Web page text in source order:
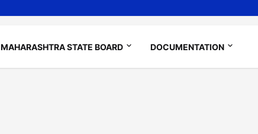
MAHARASHTRA STATE BOARD DOCUMENTATION